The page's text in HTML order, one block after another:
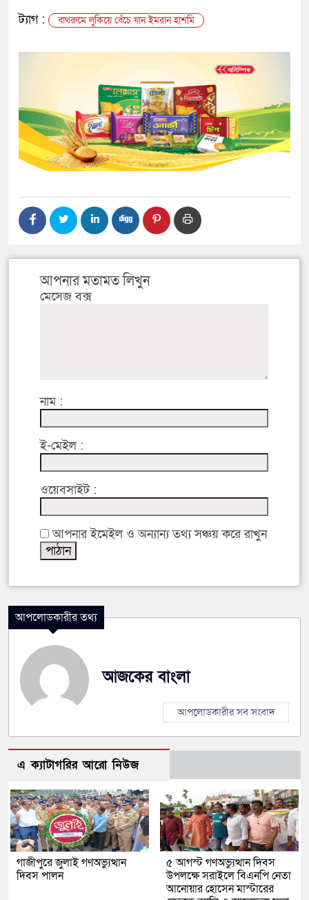
ট্যাগ :
বাথরুমে লুকিয়ে বেঁচে যান ইমরান হাশমি
আপনার মতামত লিখুন
মেসেজ বক্স
নাম :
ই-মেইল :
ওয়েবসাইট :
আপনার ইমেইল ও অন্যান্য তথ্য সঞ্চয় করে রাখুন
আপলোডকারীর তথ্য
আজকের বাংলা
আপলোডকারীর সব সংবাদ
এ ক্যাটাগরির আরো নিউজ
গাজীপুরে জুলাই গণঅভ্যুত্থান
দিবস পালন
৫ আগস্ট গণঅভ্যুত্থান দিবস
উপলক্ষে সরাইলে বিএনপি নেতা
আনোয়ার হোসেন মাস্টারের